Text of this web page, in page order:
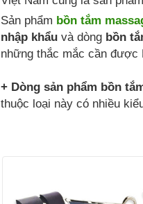
Sản phẩm bồn tắm
nhập khẩu và dòng bồn
những thắc mắc cần được
+ Dòng sản phẩm bồn
thuộc loại này có nhiều